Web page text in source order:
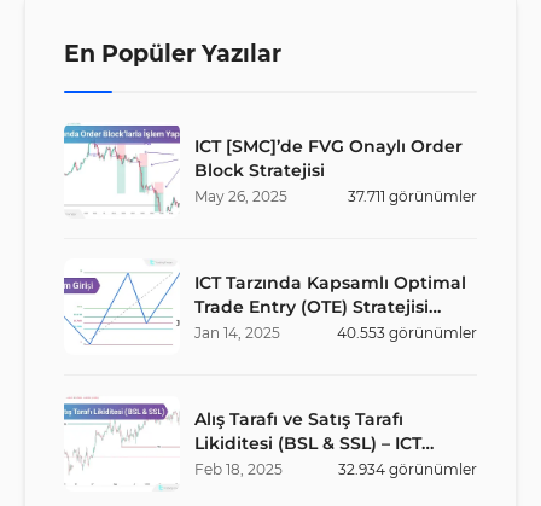
En Popüler Yazılar
ICT [SMC]’de FVG Onaylı Order
Block Stratejisi
May 26, 2025 37.711 görünümler
ICT Tarzında Kapsamlı Optimal
Trade Entry (OTE) Stratejisi
Rehberi
Jan 14, 2025 40.553 görünümler
Alış Tarafı ve Satış Tarafı
Likiditesi (BSL & SSL) – ICT
Stratejisi
Feb 18, 2025 32.934 görünümler